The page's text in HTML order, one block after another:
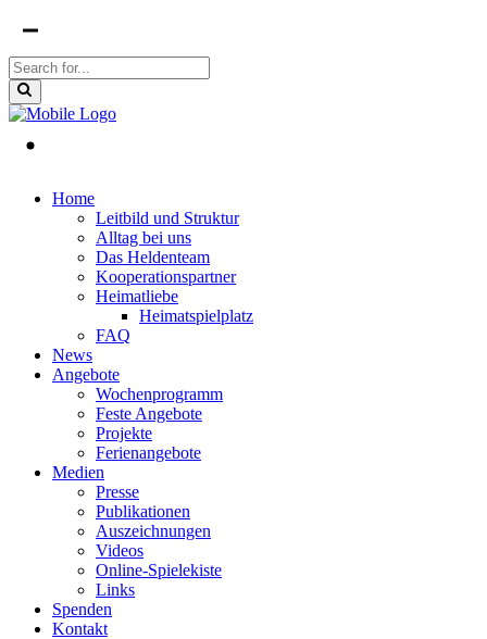
Home
Leitbild und Struktur
Alltag bei uns
Das Heldenteam
Kooperationspartner
Heimatliebe
Heimatspielplatz
FAQ
News
Angebote
Wochenprogramm
Feste Angebote
Projekte
Ferienangebote
Medien
Presse
Publikationen
Auszeichnungen
Videos
Online-Spielekiste
Links
Spenden
Kontakt